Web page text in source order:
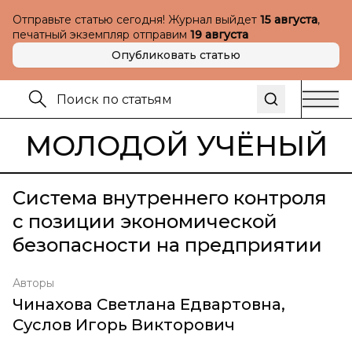
Отправьте статью сегодня! Журнал выйдет 15 августа,
печатный экземпляр отправим 19 августа
Опубликовать статью
МОЛОДОЙ УЧЁНЫЙ
Система внутреннего контроля
с позиции экономической
безопасности на предприятии
Авторы
Чинахова Светлана Едвартовна,
Суслов Игорь Викторович